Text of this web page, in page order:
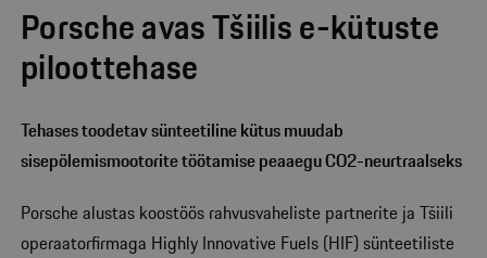
Porsche avas Tšiilis e-kütuste
piloottehase
Tehases toodetav sünteetiline kütus muudab
sisepõlemismootorite töötamise peaaegu CO2-neurtraalseks
Porsche alustas koostöös rahvusvaheliste partnerite ja Tšiili
operaatorfirmaga Highly Innovative Fuels (HIF) sünteetiliste